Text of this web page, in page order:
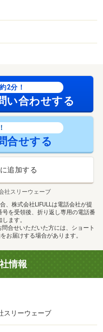
2分！
い合わせする
合せする
追加する
社スリーウェーブ
、株式会社LIFULLは電話会社が提
を受領後、折り返し専用の電話番
ます。
合せいただいた方には、ショート
お届けする場合があります。
情報
スリーウェーブ